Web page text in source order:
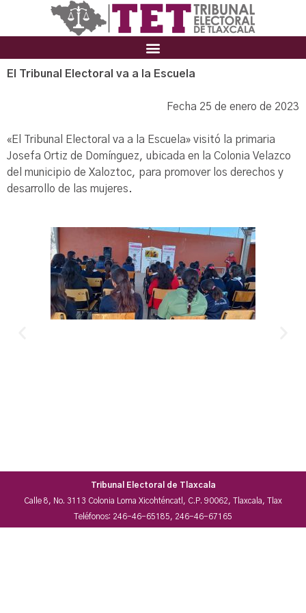
El Tribunal Electoral va a la Escuela
Fecha 25 de enero de 2023
«El Tribunal Electoral va a la Escuela» visitó la primaria
Josefa Ortiz de Domínguez, ubicada en la Colonia Velazco
del municipio de Xaloztoc, para promover los derechos y
desarrollo de las mujeres.
Tribunal Electoral de Tlaxcala
Calle 8, No. 3113 Colonia Loma Xicohténcatl, C.P. 90062, Tlaxcala, Tlax
Teléfonos: 246-46-65185, 246-46-67165